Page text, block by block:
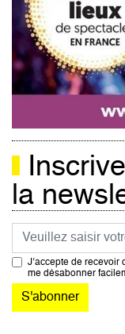
la
Courriel
J’accepte de recevoir
me désabonner